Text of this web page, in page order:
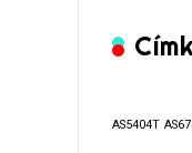
AS5404T